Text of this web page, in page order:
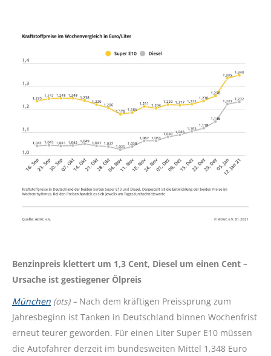
Benzinpreis klettert um 1,3 Cent, Diesel um einen Cent –
Ursache ist gestiegener Ölpreis
München (ots) – Nach dem kräftigen Preissprung zum
Jahresbeginn ist Tanken in Deutschland binnen Wochenfrist
erneut teurer geworden. Für einen Liter Super E10 müssen
die Autofahrer derzeit im bundesweiten Mittel 1,348 Euro